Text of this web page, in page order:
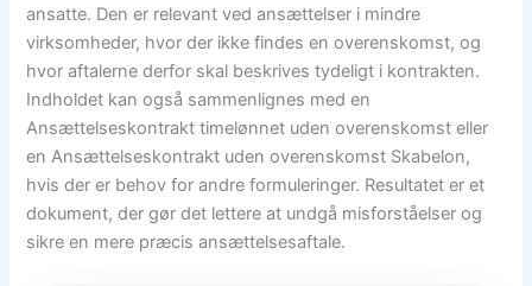
ansatte. Den er relevant ved ansættelser i mindre
virksomheder, hvor der ikke findes en overenskomst, og
hvor aftalerne derfor skal beskrives tydeligt i kontrakten.
Indholdet kan også sammenlignes med en
Ansættelseskontrakt timelønnet uden overenskomst eller
en Ansættelseskontrakt uden overenskomst Skabelon,
hvis der er behov for andre formuleringer. Resultatet er et
dokument, der gør det lettere at undgå misforståelser og
sikre en mere præcis ansættelsesaftale.